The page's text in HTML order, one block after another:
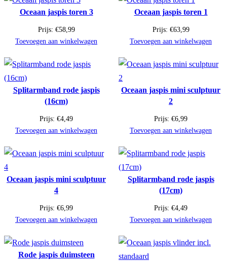
Oceaan jaspis toren 3
Prijs: €58,99
Toevoegen aan winkelwagen
Oceaan jaspis toren 1
Prijs: €63,99
Toevoegen aan winkelwagen
Splitarmband rode jaspis
(16cm)
Prijs: €4,49
Toevoegen aan winkelwagen
Oceaan jaspis mini sculptuur
2
Prijs: €6,99
Toevoegen aan winkelwagen
Oceaan jaspis mini sculptuur
4
Prijs: €6,99
Toevoegen aan winkelwagen
Splitarmband rode jaspis
(17cm)
Prijs: €4,49
Toevoegen aan winkelwagen
Rode jaspis duimsteen